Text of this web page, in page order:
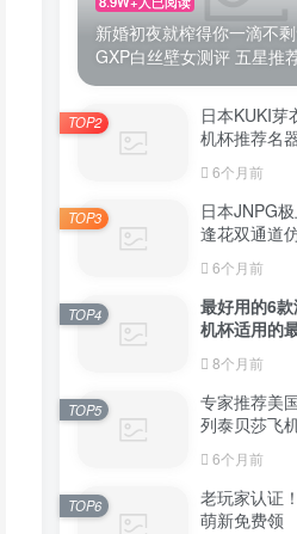
新婚初夜就榨得你一滴
GXP白丝壁女测评 五星推
日本KUKI芽
机杯推荐名
6个月前
TOP2
日本JNPG
逢花双通道
致真实感的
6个月前
TOP3
最好用的6
机杯适用的
8个月前
TOP4
专家推荐美
列泰贝莎飞
品质带来极
6个月前
TOP5
老玩家认证
萌新免费领
TOP6